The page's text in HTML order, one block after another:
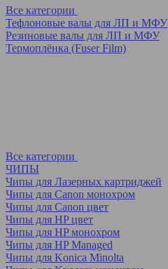
Все категории
Тефлоновые валы для ЛП и МФУ
Резиновые валы для ЛП и МФУ
Термоплёнка (Fuser Film)
Все категории
ЧИПЫ
Чипы для Лазерных картриджей
Чипы для Canon монохром
Чипы для Canon цвет
Чипы для HP цвет
Чипы для HP монохром
Чипы для HP Managed
Чипы для Konica Minolta